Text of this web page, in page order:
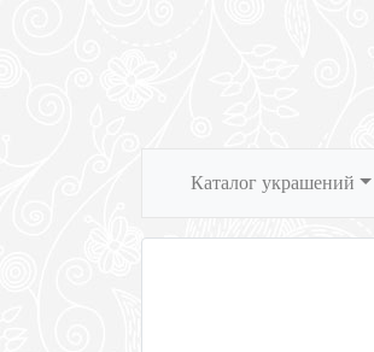
Каталог украшений